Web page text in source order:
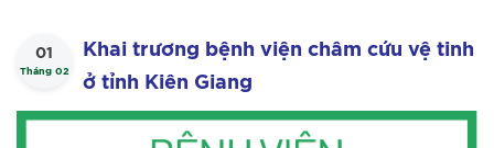
01
Tháng 02
Khai trương bệnh viện châm cứu vệ tinh
ở tỉnh Kiên Giang